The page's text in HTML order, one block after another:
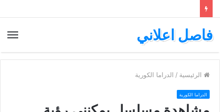
فاصل اعلاني
الرئيسية / الدراما الكورية
الدراما الكورية